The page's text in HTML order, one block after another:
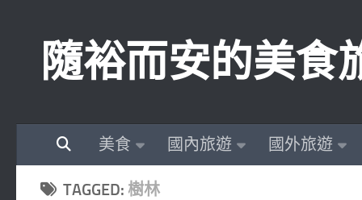
隨裕而安的美食
美食 國內旅遊 國外旅遊
TAGGED: 樹林